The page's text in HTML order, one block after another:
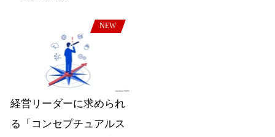
NEW
経営リーダーに求められ
る「コンセプチュアルス